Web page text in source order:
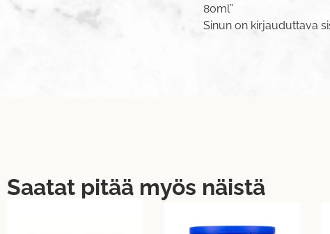
80ml”
Sinun on kirjauduttava
Saatat pitää myös näistä